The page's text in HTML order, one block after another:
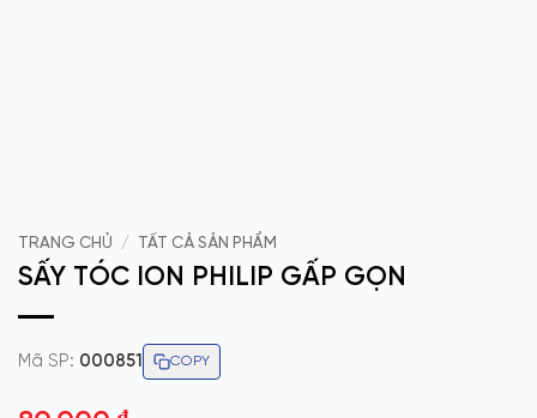
TRANG CHỦ / TẤT CẢ SẢN PHẨM
SẤY TÓC ION PHILIP GẤP GỌN
Mã SP: 000851 COPY